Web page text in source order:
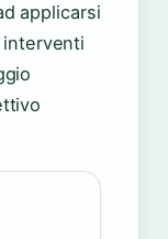
applicarsi